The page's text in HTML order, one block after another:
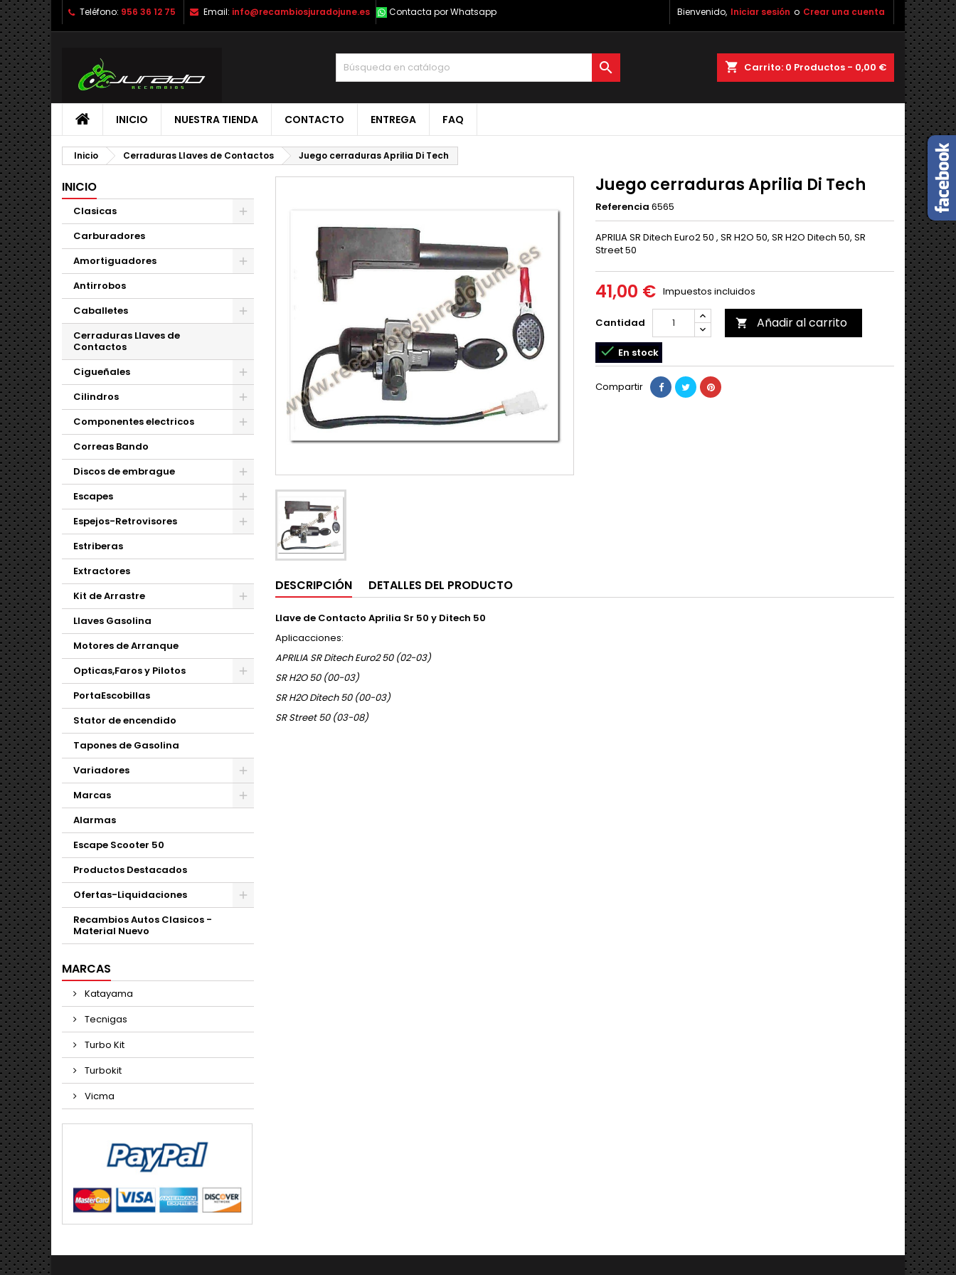
Teléfono: 956 36 12 75 Email: info@recambiosjuradojune.es Bienvenido, Iniciar sesión o Crear una cuenta
Contacta por Whatsapp
shopping_cart Carrito: 0 Productos - 0,00 €

INICIO NUESTRA TIENDA CONTACTO ENTREGA FAQ
Inicio Cerraduras Llaves de Contactos Juego cerraduras Aprilia Di Tech
INICIO
Clasicas
Carburadores
Amortiguadores
Antirrobos
Caballetes
Cerraduras Llaves de
Contactos
Cigueñales
Cilindros
Componentes electricos
Correas Bando
Discos de embrague
Escapes
Espejos-Retrovisores
Estriberas
Extractores
Kit de Arrastre
Llaves Gasolina
Motores de Arranque
Opticas,Faros y Pilotos
PortaEscobillas
Stator de encendido
Tapones de Gasolina
Variadores
Marcas
Alarmas
Escape Scooter 50
Productos Destacados
Ofertas-Liquidaciones
Recambios Autos Clasicos -
Material Nuevo
MARCAS
Katayama
Tecnigas
Turbo Kit
Turbokit
Vicma
Juego cerraduras Aprilia Di Tech
Referencia 6565
APRILIA SR Ditech Euro2 50 , SR H2O 50, SR H2O Ditech 50, SR
Street 50
41,00 € Impuestos incluidos
Cantidad  Añadir al carrito
 En stock
Compartir
DESCRIPCIÓN DETALLES DEL PRODUCTO
Llave de Contacto Aprilia Sr 50 y Ditech 50
Aplicacciones:
APRILIA SR Ditech Euro2 50 (02-03)
SR H2O 50 (00-03)
SR H2O Ditech 50 (00-03)
SR Street 50 (03-08)